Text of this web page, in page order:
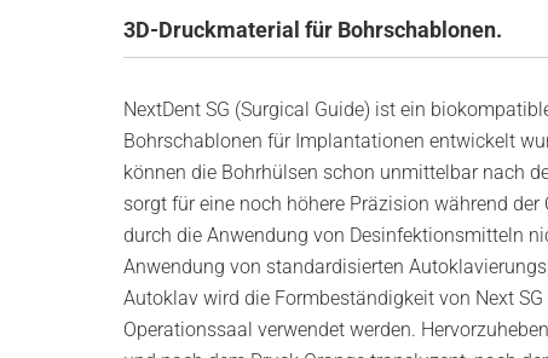
3D-Druckmaterial für Bohrschablonen.
NextDent SG (Surgical Guide) ist ein
Bohrschablonen für Implantationen entwickelt
können die Bohrhülsen schon unmittelbar nach
sorgt für eine noch höhere Präzision während
durch die Anwendung von Desinfektionsmitteln
Anwendung von standardisierten
Autoklav wird die Formbeständigkeit von Next
Operationssaal verwendet werden.